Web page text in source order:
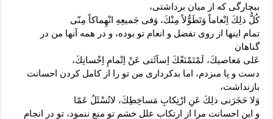
بیچارگى که از میان برداشتى،
كُلُّ ذلِكَ اِنْعاماً وَتَطَوُّلاً مِنْكَ، وَفى جَميعِهِ انْهِماكاً مِنّى
تمام اینها از روى تفضل و انعام تو بوده، و در همه آنها من در
گناهان
عَلى‏ مَعاصيكَ، لَمْ‏تَمْنَعْكَ اِسآئَتى عَنْ اِتْمامِ اِحْسانِكَ،
دست و پا مى‏زدم، اما بدکردارى من تو را از کامل کردن احسانت
بازنداشت،
وَلا حَجَرَنى ذلِكَ عَنِ ارْتِكابِ مَساخِطِكَ، لاتُسْئَلُ عَمّا
و این احسانت مرا از ارتکاب علل خشم تو منع ننمود، تو در انجام